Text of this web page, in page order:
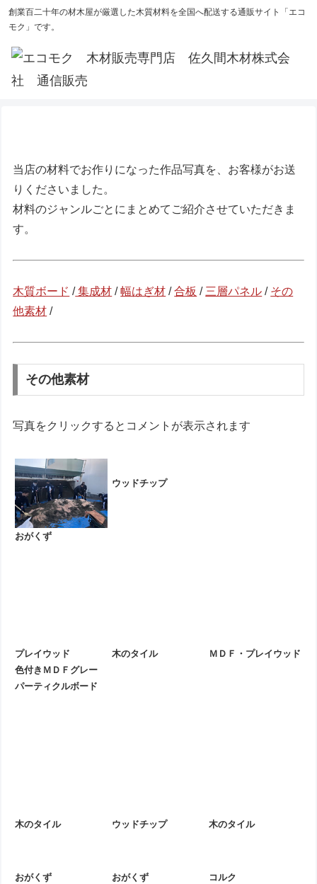
創業百二十年の材木屋が厳選した木質材料を全国へ配送する通販サイト「エコ
モク」です。
当店の材料でお作りになった作品写真を、お客様がお送
りくださいました。
材料のジャンルごとにまとめてご紹介させていただきま
す。
木質ボード /集成材 /幅はぎ材 /合板 / 三層パネル / その
他素材 /
その他素材
写真をクリックするとコメントが表示されます
おがくず
ウッドチップ
プレイウッド
色付きＭＤＦグレー
パーティクルボード
木のタイル ＭＤＦ・プレイウッド
木のタイル ウッドチップ 木のタイル
おがくず おがくず コルク